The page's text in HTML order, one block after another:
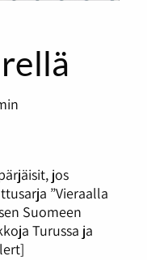
jos
”Vieraalla
Suomeen
Turussa ja